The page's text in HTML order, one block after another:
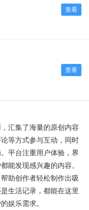
查看
查看
汇集了海量的原创内容
等方式参与互动，同时
平台注重用户体验，界
能发现感兴趣的内容。
助创作者轻松制作出吸
生活记录，都能在这里
娱乐需求。